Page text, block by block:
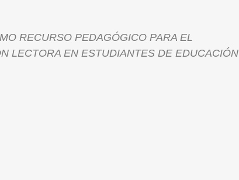
RECURSO PEDAGÓGICO PARA EL
LECTORA EN ESTUDIANTES DE EDUCACIÓN